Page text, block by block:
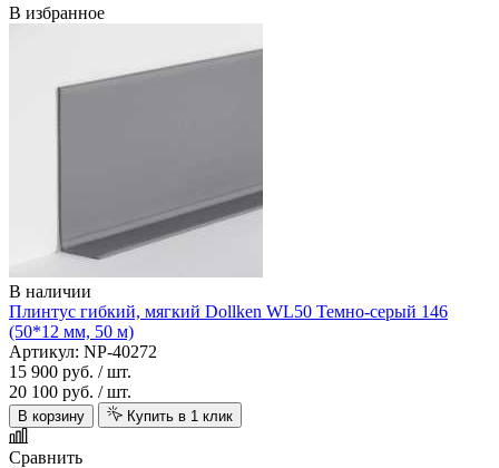
В избранное
В наличии
Плинтус гибкий, мягкий Dollken WL50 Темно-серый 146
(50*12 мм, 50 м)
Артикул: NP-40272
15 900 руб. / шт.
20 100 руб. / шт.
В корзину Купить в 1 клик
Сравнить